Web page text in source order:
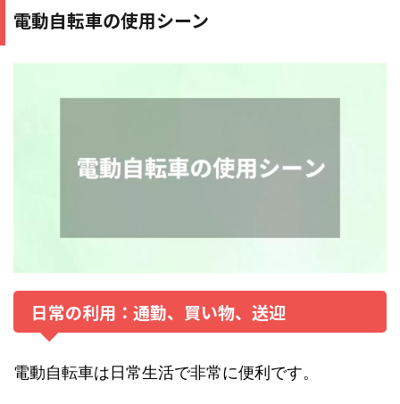
電動自転車の使用シーン
日常の利用：通勤、買い物、送迎
電動自転車は日常生活で非常に便利です。